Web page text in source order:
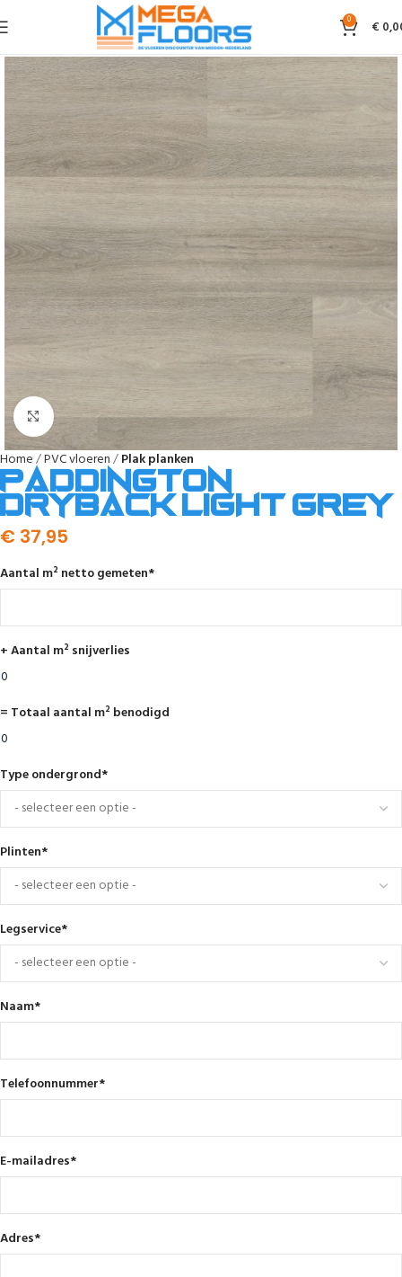
0 €
Home PVC vloeren Plak planken
Paddington
dryback light grey
€ 37,95
Aantal m² netto gemeten*
+ Aantal m² snijverlies
= Totaal aantal m² benodigd
Type ondergrond*
Plinten*
Legservice*
Naam*
Telefoonnummer*
E-mailadres*
Adres*
Afbeelding vergroten